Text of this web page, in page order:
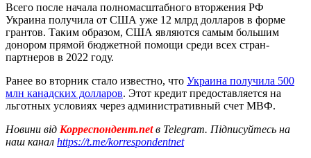
Всего после начала полномасштабного вторжения РФ
Украина получила от США уже 12 млрд долларов в форме
грантов. Таким образом, США являются самым большим
донором прямой бюджетной помощи среди всех стран-
партнеров в 2022 году.
Ранее во вторник стало известно, что Украина получила 500
млн канадских долларов. Этот кредит предоставляется на
льготных условиях через административный счет МВФ.
Новини від Корреспондент.netв Telegram. Підписуйтесь на
наш канал https://t.me/korrespondentnet